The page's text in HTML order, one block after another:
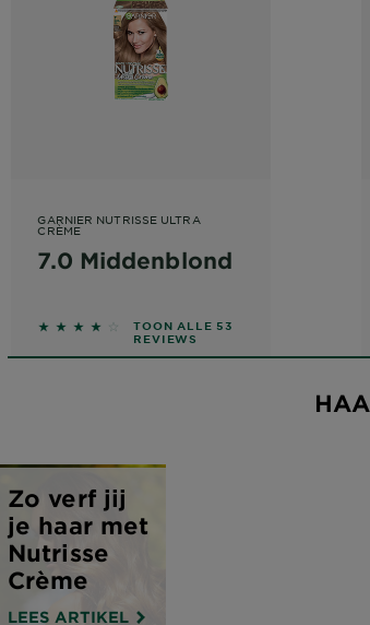
GARNIER NUTRISSE ULTRA
CRÈME
7.0 Middenblond
3.8491 out of 5 stars based on reviews
TOON ALLE 53
REVIEWS
Zo verf jij
je haar met
Nutrisse
Crème
LEES ARTIKEL